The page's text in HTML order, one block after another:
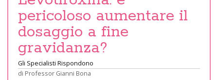
pericoloso aumentare il
dosaggio a fine
gravidanza?
Gli Specialisti Rispondono
di Professor Gianni Bona